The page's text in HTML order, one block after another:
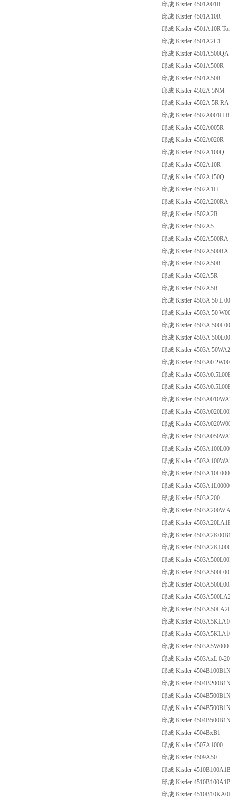
邱成 Kistler 4501A01R
邱成 Kistler 4501A10R
邱成 Kistler 4501A10R
邱成 Kistler 4501A2C1
邱成 Kistler 4501A500QA
邱成 Kistler 4501A500R
邱成 Kistler 4501A50R
邱成 Kistler 4502A 5NM
邱成 Kistler 4502A 5R RA
邱成 Kistler 4502A001H
邱成 Kistler 4502A005R
邱成 Kistler 4502A020R
邱成 Kistler 4502A100Q
邱成 Kistler 4502A10R
邱成 Kistler 4502A150Q
邱成 Kistler 4502A1H
邱成 Kistler 4502A200RA
邱成 Kistler 4502A2R
邱成 Kistler 4502A5
邱成 Kistler 4502A500RA
邱成 Kistler 4502A500RA
邱成 Kistler 4502A50R
邱成 Kistler 4502A5R
邱成 Kistler 4502A5R
邱成 Kistler 4503A 50 L
邱成 Kistler 4503A 50
邱成 Kistler 4503A
邱成 Kistler 4503A
邱成 Kistler 4503A
邱成 Kistler
邱成 Kistler
邱成 Kistler
邱成 Kistler
邱成 Kistler
邱成 Kistler
邱成 Kistler
邱成 Kistler
邱成 Kistler
邱成 Kistler
邱成 Kistler
邱成 Kistler 4503A200
邱成 Kistler 4503A200W
邱成 Kistler
邱成 Kistler
邱成 Kistler
邱成 Kistler
邱成 Kistler
邱成 Kistler
邱成 Kistler
邱成 Kistler
邱成 Kistler
邱成 Kistler
邱成 Kistler
邱成 Kistler 4503AxL 0-
邱成 Kistler
邱成 Kistler
邱成 Kistler
邱成 Kistler
邱成 Kistler
邱成 Kistler 4504BxB1
邱成 Kistler 4507A1000
邱成 Kistler 4509A50
邱成 Kistler
邱成 Kistler
邱成 Kistler